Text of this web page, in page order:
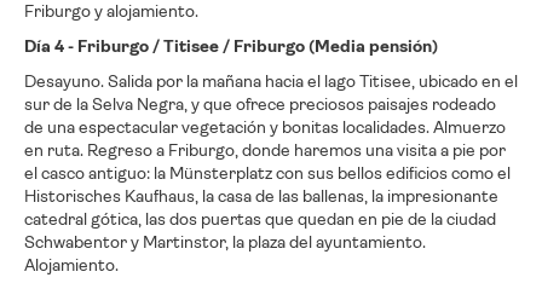
Friburgo y alojamiento.
Día 4 - Friburgo / Titisee / Friburgo (Media pensión)
Desayuno. Salida por la mañana hacia el lago Titisee, ubicado en el
sur de la Selva Negra, y que ofrece preciosos paisajes rodeado
de una espectacular vegetación y bonitas localidades. Almuerzo
en ruta. Regreso a Friburgo, donde haremos una visita a pie por
el casco antiguo: la Münsterplatz con sus bellos edificios como el
Historisches Kaufhaus, la casa de las ballenas, la impresionante
catedral gótica, las dos puertas que quedan en pie de la ciudad
Schwabentor y Martinstor, la plaza del ayuntamiento.
Alojamiento.